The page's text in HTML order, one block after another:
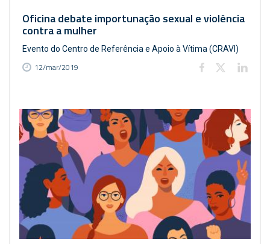
Oficina debate importunação sexual e violência
contra a mulher
Evento do Centro de Referência e Apoio à Vítima (CRAVI)
12/mar/2019